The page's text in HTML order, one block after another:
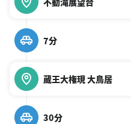
7分
蔵王大権現 大鳥居
30分